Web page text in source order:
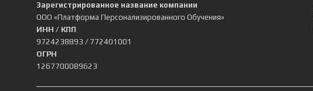
Зарегистрированное название компании
ООО «Платформа Персонализированного Обучения»
ИНН / КПП
9724238893 / 772401001
ОГРН
1267700089623